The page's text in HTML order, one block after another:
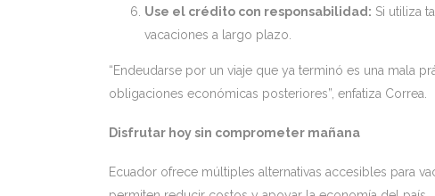
Use el crédito con responsabilidad: Si utiliza
vacaciones a largo plazo.
“Endeudarse por un viaje que ya terminó es una mala
obligaciones económicas posteriores”, enfatiza Correa.
Disfrutar hoy sin comprometer mañana
Ecuador ofrece múltiples alternativas accesibles para